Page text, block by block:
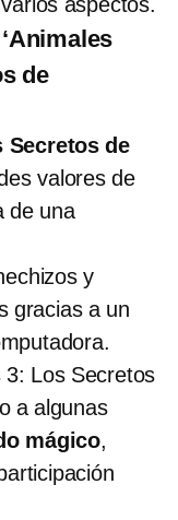
de
Secretos de
valores de
de una
y
gracias a un
3: Los Secretos
a algunas
mágico,